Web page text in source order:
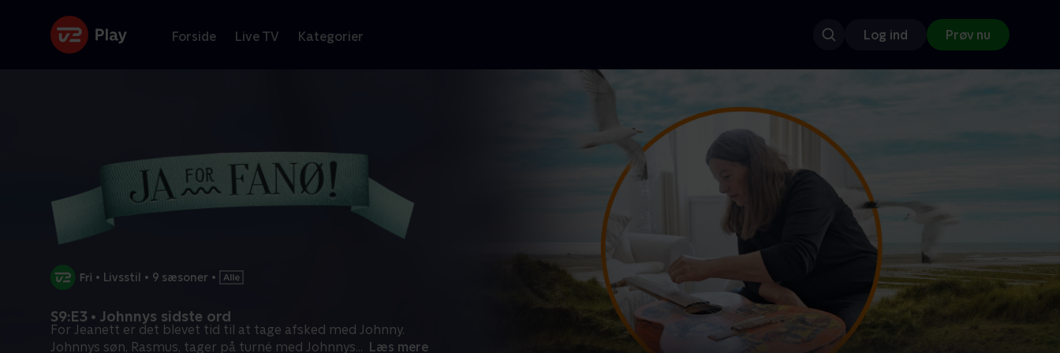
Forside Live TV Kategorier Log ind Prøv nu
• Livsstil • 9 sæsoner •
S9:E3 • Johnnys sidste ord
For Jeanett er det blevet tid til at tage afsked med Johnny.
Johnnys søn, Rasmus, tager på turné med Johnnys... Læs mere